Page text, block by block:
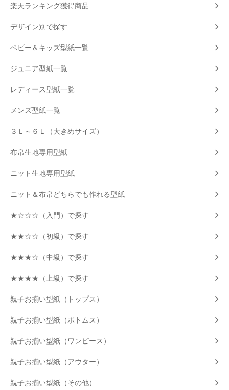
楽天ランキング獲得商品
デザイン別で探す
ベビー＆キッズ型紙一覧
ジュニア型紙一覧
レディース型紙一覧
メンズ型紙一覧
３Ｌ～６Ｌ（大きめサイズ）
布帛生地専用型紙
ニット生地専用型紙
ニット＆布帛どちらでも作れる型紙
★☆☆☆（入門）で探す
★★☆☆（初級）で探す
★★★☆（中級）で探す
★★★★（上級）で探す
親子お揃い型紙（トップス）
親子お揃い型紙（ボトムス）
親子お揃い型紙（ワンピース）
親子お揃い型紙（アウター）
親子お揃い型紙（その他）